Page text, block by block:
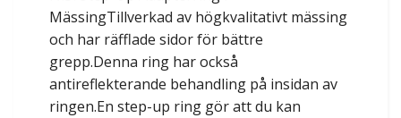
MässingTillverkad av högkvalitativt mässing
och har räfflade sidor för bättre
grepp.Denna ring har också
antireflekterande behandling på insidan av
ringen.En step-up ring gör att du kan